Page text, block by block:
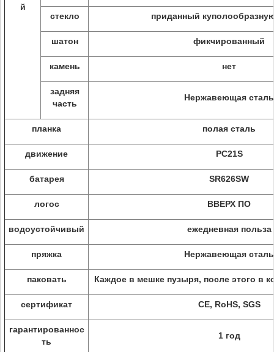
й
стекло приданный
шатон фикчированный
камень нет
задняя
часть
Нержавеющая сталь
планка полая сталь
движение PC21S
батарея SR626SW
логос ВВЕРХ ПО
водоустойчивый ежедневная польза
пряжка Нержавеющая сталь
паковать Каждое в мешке пузыря, после этого в
сертификат CE, RoHS, SGS
гарантированнос
ть
1 год